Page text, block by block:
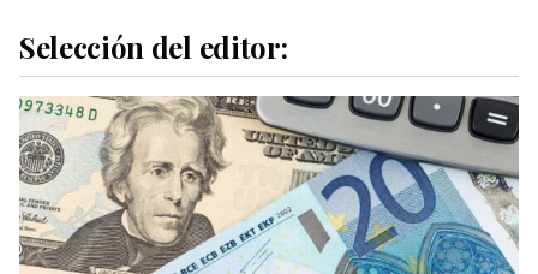
Selección del editor: